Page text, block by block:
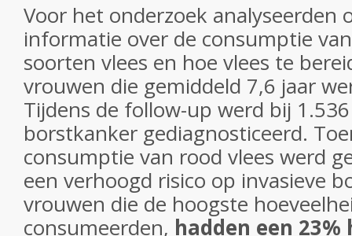
Voor het onderzoek analyseerden
informatie over de consumptie
soorten vlees en hoe vlees te
vrouwen die gemiddeld 7,6 jaar
Tijdens de follow-up werd bij
borstkanker gediagnosticeerd.
consumptie van rood vlees werd
een verhoogd risico op invasieve
vrouwen die de hoogste
consumeerden, hadden een